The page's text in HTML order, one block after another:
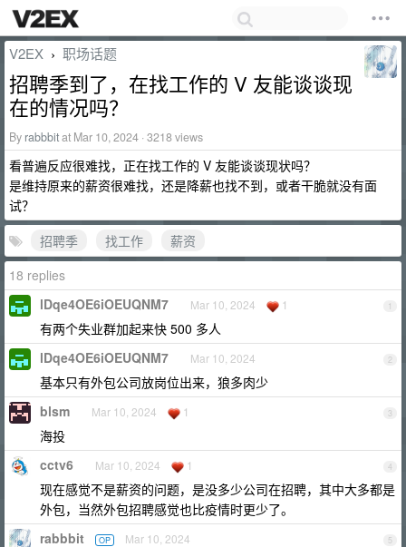
V2EX › 职场话题
招聘季到了，在找工作的 V 友能谈谈现
在的情况吗？
By rabbbitat Mar 10, 2024 · 3218 views
看普遍反应很难找，正在找工作的 V 友能谈谈现状吗？
是维持原来的薪资很难找，还是降薪也找不到，或者干脆就没有面
试？
招聘季
找工作
薪资
18 replies
1
lDqe4OE6iOEUQNM7 Mar 10, 2024 1
有两个失业群加起来快 500 多人
2
lDqe4OE6iOEUQNM7 Mar 10, 2024
基本只有外包公司放岗位出来，狼多肉少
3
blsm Mar 10, 2024 1
海投
4
cctv6 Mar 10, 2024 1
现在感觉不是薪资的问题，是没多少公司在招聘，其中大多都是
外包，当然外包招聘感觉也比疫情时更少了。
5
rabbbit OP Mar 10, 2024